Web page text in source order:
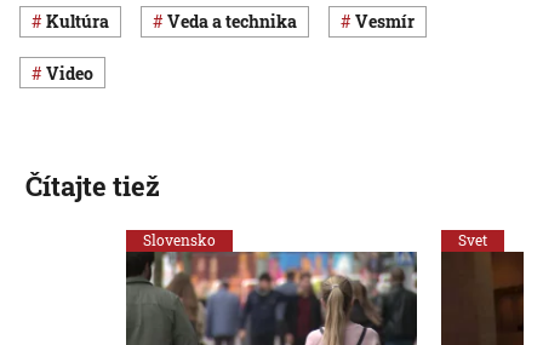
Kultúra Veda a technika vesmír
Video
Čítajte tiež
Slovensko Svet